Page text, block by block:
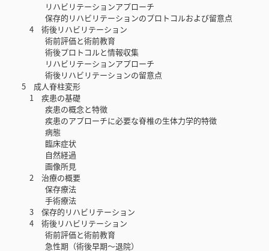
リハビリテーションアプローチ
保存的リハビリテーションのプロトコルおよび留意点
4 術後リハビリテーション
術前評価と術前教育
術後プロトコルと情報収集
リハビリテーションアプローチ
術後リハビリテーションの留意点
5 成人脊柱変形
1 疾患の基礎
疾患の概念と特徴
疾患のアプローチに必要な脊椎の生体力学的特徴
病態
臨床症状
自然経過
画像所見
2 治療の概要
保存療法
手術療法
3 保存的リハビリテーション
4 術後リハビリテーション
術前評価と術前教育
急性期（術後早期～退院）